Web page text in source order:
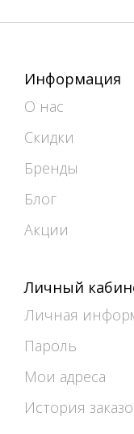
Информация
О нас
Скидки
Бренды
Блог
Акции
Личный
Личная
Пароль
Мои адреса
История